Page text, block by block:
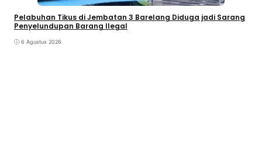
Pelabuhan Tikus di Jembatan 3 Barelang Diduga jadi Sarang
Penyelundupan Barang Ilegal
6 Agustus 2026